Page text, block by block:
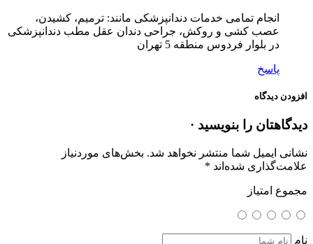
انجام تمامی خدمات دندانپزشکی مانند: ترمیم، کشیدن،
عصب کشی و روکش، جراحی دندان عقل مطب دندانپزشکی
در بلوار فردوس منطقه 5 تهران
پاسخ
افزودن دیدگاه
دیدگاهتان را بنویسید ·
نشانی ایمیل شما منتشر نخواهد شد. بخش‌های موردنیاز
علامت‌گذاری شده‌اند *
مجموع امتیاز
نام